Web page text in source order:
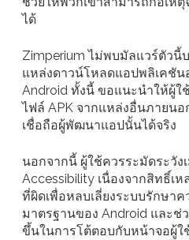
ได้
Zimperium ไม่พบมัลแวร์ตัวนี้
แหล่งดาวน์โหลดแอปพลิเคชัน
Android ทั้งนี้ ขอแนะนำให้ผู้ใ
ไฟล์ APK จากแหล่งอื่นภายนอ
เชื่อถือผู้พัฒนาแอปนั้นได้จริง
นอกจากนี้ ผู้ใช้ควรระมัดระวั
Accessibility เนื่องจากสิทธิ์เ
ที่ผิดเพื่อหลบเลี่ยงระบบรักษา
มาตรฐานของ Android และช่
ขึ้นในการโต้ตอบกับหน้าจอผู้